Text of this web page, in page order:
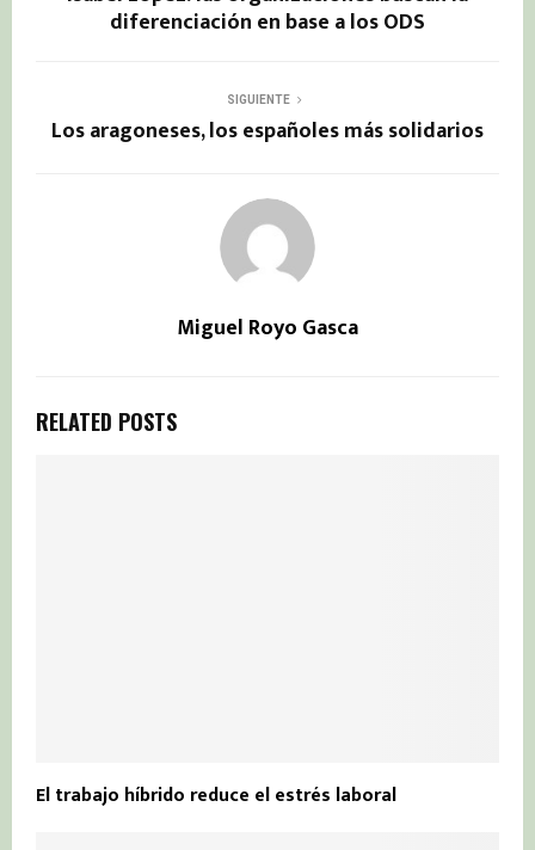
diferenciación en base a los ODS
SIGUIENTE
Los aragoneses, los españoles más solidarios
Miguel Royo Gasca
RELATED POSTS
El trabajo híbrido reduce el estrés laboral